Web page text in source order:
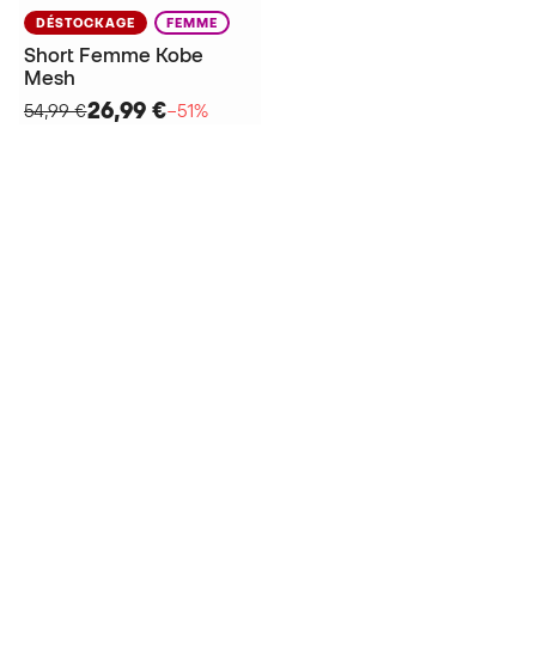
DÉSTOCKAGE FEMME
Short Femme Kobe
Mesh
54,99 €26,99 €−51%